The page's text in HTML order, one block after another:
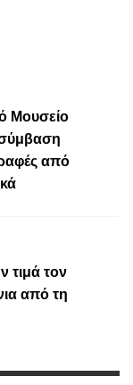
Μουσείο
από
τιμά τον
από τη